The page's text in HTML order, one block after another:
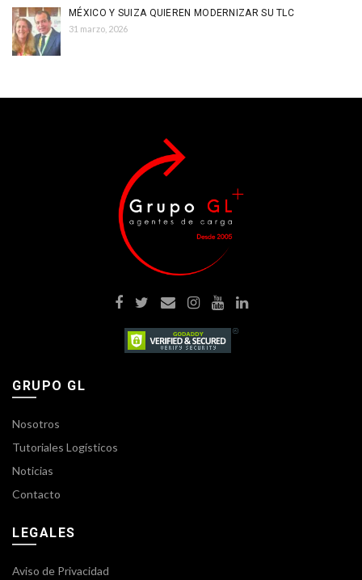
MÉXICO Y SUIZA QUIEREN MODERNIZAR SU TLC
31 marzo, 2026
GRUPO GL
Nosotros
Tutoriales Logísticos
Noticias
Contacto
LEGALES
Aviso de Privacidad